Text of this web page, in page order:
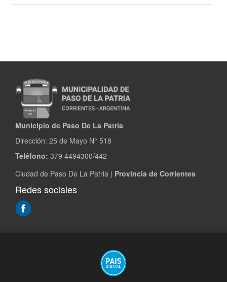
de
Paso
de
la
Municipio de Paso De La Patria
Dirección: 25 de Mayo N° 518
Teléfono: 379 4494300/442
Ciudad de Paso De La Patria | Provincia de Corrientes
Redes sociales